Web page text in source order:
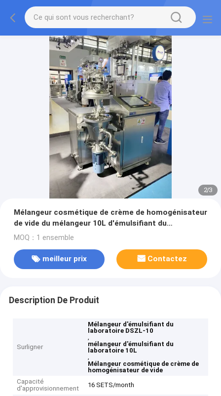
2/3
Mélangeur cosmétique de crème de homogénisateur
de vide du mélangeur 10L d'émulsifiant du
laboratoire DSZL-10
MOQ：1 ensemble
meilleur prix Contactez
Description De Produit
Surligner
Mélangeur d'émulsifiant du
laboratoire DSZL-10
,
mélangeur d'émulsifiant du
laboratoire 10L
,
Mélangeur cosmétique de crème de
homogénisateur de vide
Capacité
d'approvisionnement
16 SETS/month